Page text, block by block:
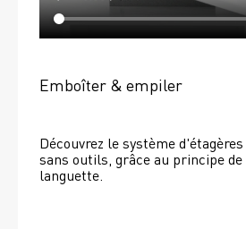
Emboîter & empiler
Découvrez le système
sans outils, grâce au principe
languette.